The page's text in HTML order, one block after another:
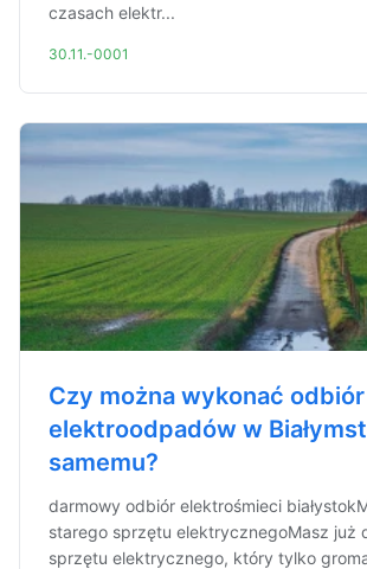
czasach elektr...
30.11.-0001
Czy można wykonać odbiór
elektroodpadów w
samemu?
darmowy odbiór elektrośmieci
starego sprzętu elektrycznegoMasz już
sprzętu elektrycznego, który tylko